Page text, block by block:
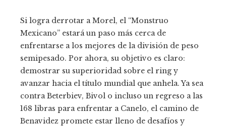
Si logra derrotar a Morel, el “Monstruo
Mexicano” estará un paso más cerca de
enfrentarse a los mejores de la división de peso
semipesado. Por ahora, su objetivo es claro:
demostrar su superioridad sobre el ring y
avanzar hacia el título mundial que anhela. Ya sea
contra Beterbiev, Bivol o incluso un regreso a las
168 libras para enfrentar a Canelo, el camino de
Benavidez promete estar lleno de desafíos y